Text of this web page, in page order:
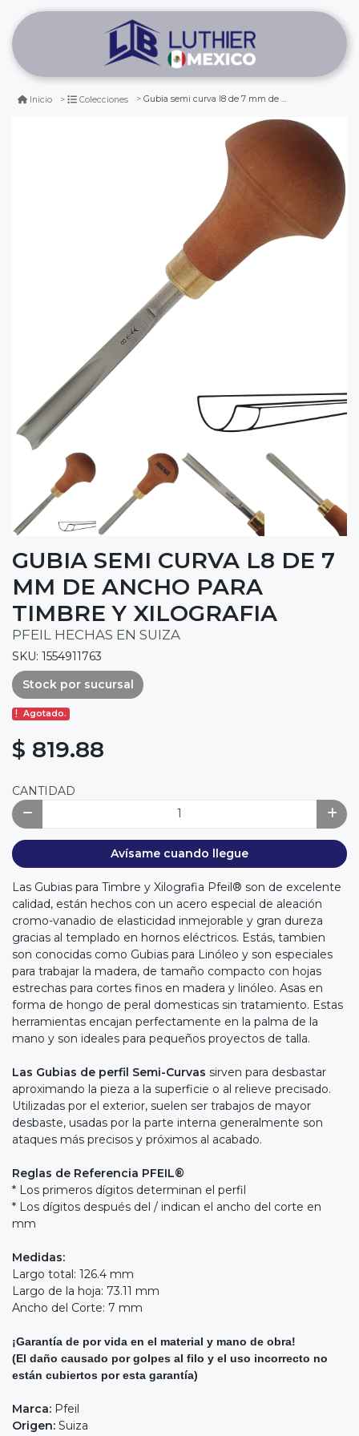
Inicio Colecciones Gubia semi curva l8 de 7 mm de ancho para timbre y xilografia
GUBIA SEMI CURVA L8 DE 7
MM DE ANCHO PARA
TIMBRE Y XILOGRAFIA
PFEIL HECHAS EN SUIZA
SKU: 1554911763
Stock por sucursal
Agotado.
$ 819.88
CANTIDAD
Avísame cuando llegue
Las Gubias para Timbre y Xilografia Pfeil® son de excelente
calidad, están hechos con un acero especial de aleación
cromo-vanadio de elasticidad inmejorable y gran dureza
gracias al templado en hornos eléctricos. Estás, tambien
son conocidas como Gubias para Linóleo y son especiales
para trabajar la madera, de tamaño compacto con hojas
estrechas para cortes finos en madera y linóleo. Asas en
forma de hongo de peral domesticas sin tratamiento. Estas
herramientas encajan perfectamente en la palma de la
mano y son ideales para pequeños proyectos de talla.
Las Gubias de perfil Semi-Curvas sirven para desbastar
aproximando la pieza a la superficie o al relieve precisado.
Utilizadas por el exterior, suelen ser trabajos de mayor
desbaste, usadas por la parte interna generalmente son
ataques más precisos y próximos al acabado.
Reglas de Referencia PFEIL®
* Los primeros dígitos determinan el perfil
* Los dígitos después del / indican el ancho del corte en
mm
Medidas:
Largo total: 126.4 mm
Largo de la hoja: 73.11 mm
Ancho del Corte: 7 mm
¡Garantía de por vida en el material y mano de obra!
(El daño causado por golpes al filo y el uso incorrecto no
están cubiertos por esta garantía)
Marca: Pfeil
Origen: Suiza